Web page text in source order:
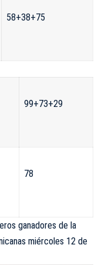
58+38+75
99+73+29
78
ganadores de la
miércoles 12 de